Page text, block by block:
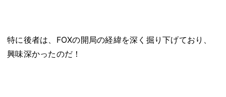
特に後者は、FOXの開局の経緯を深く掘り下げており、
興味深かったのだ！